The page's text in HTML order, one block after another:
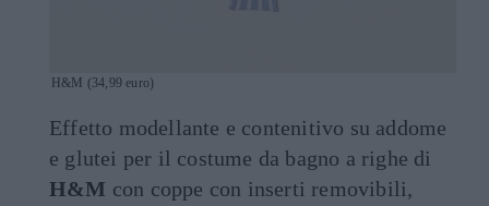
H&M (34,99 euro)
Effetto modellante e contenitivo su addome
e glutei per il costume da bagno a righe di
H&M con coppe con inserti removibili,